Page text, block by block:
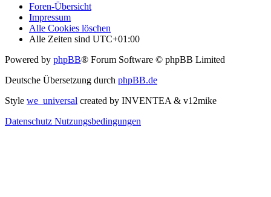
Foren-Übersicht
Impressum
Alle Cookies löschen
Alle Zeiten sind UTC+01:00
Powered by phpBB® Forum Software © phpBB Limited
Deutsche Übersetzung durch phpBB.de
Style we_universal created by INVENTEA & v12mike
Datenschutz Nutzungsbedingungen